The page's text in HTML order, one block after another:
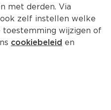
met derden. Via
zelf instellen welke
toestemming wijzigen of
cookiebeleid en